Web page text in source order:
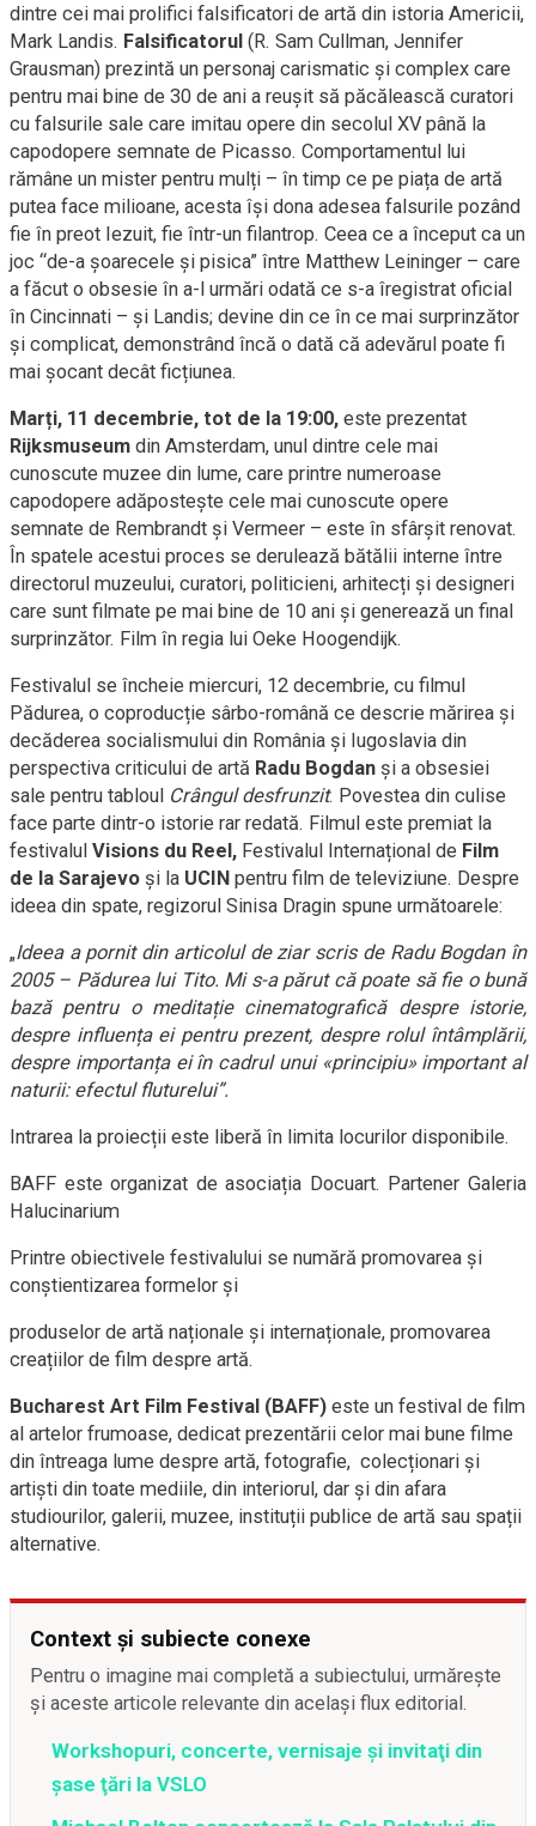
dintre cei mai prolifici falsificatori de artă din istoria Americii,
Mark Landis. Falsificatorul (R. Sam Cullman, Jennifer
Grausman) prezintă un personaj carismatic și complex care
pentru mai bine de 30 de ani a reușit să păcălească curatori
cu falsurile sale care imitau opere din secolul XV până la
capodopere semnate de Picasso. Comportamentul lui
rămâne un mister pentru mulți – în timp ce pe piața de artă
putea face milioane, acesta își dona adesea falsurile pozând
fie în preot Iezuit, fie într-un filantrop. Ceea ce a început ca un
joc “de-a șoarecele și pisica” între Matthew Leininger – care
a făcut o obsesie în a-l urmări odată ce s-a îregistrat oficial
în Cincinnati – și Landis; devine din ce în ce mai surprinzător
și complicat, demonstrând încă o dată că adevărul poate fi
mai șocant decât ficțiunea.
Marți, 11 decembrie, tot de la 19:00, este prezentat
Rijksmuseum din Amsterdam, unul dintre cele mai
cunoscute muzee din lume, care printre numeroase
capodopere adăpostește cele mai cunoscute opere
semnate de Rembrandt și Vermeer – este în sfârșit renovat.
În spatele acestui proces se derulează bătălii interne între
directorul muzeului, curatori, politicieni, arhitecți și designeri
care sunt filmate pe mai bine de 10 ani și generează un final
surprinzător. Film în regia lui Oeke Hoogendijk.
Festivalul se încheie miercuri, 12 decembrie, cu filmul
Pădurea, o coproducție sârbo-română ce descrie mărirea și
decăderea socialismului din România și Iugoslavia din
perspectiva criticului de artă Radu Bogdan și a obsesiei
sale pentru tabloul Crângul desfrunzit. Povestea din culise
face parte dintr-o istorie rar redată. Filmul este premiat la
festivalul Visions du Reel, Festivalul Internațional de Film
de la Sarajevo și la UCIN pentru film de televiziune. Despre
ideea din spate, regizorul Sinisa Dragin spune următoarele:
„Ideea a pornit din articolul de ziar scris de Radu Bogdan în
2005 – Pădurea lui Tito. Mi s-a părut că poate să fie o bună
bază pentru o meditație cinematografică despre istorie,
despre influența ei pentru prezent, despre rolul întâmplării,
despre importanța ei în cadrul unui «principiu» important al
naturii: efectul fluturelui”.
Intrarea la proiecții este liberă în limita locurilor disponibile.
BAFF este organizat de asociația Docuart. Partener Galeria
Halucinarium
Printre obiectivele festivalului se numără promovarea și
conștientizarea formelor și
produselor de artă naționale și internaționale, promovarea
creațiilor de film despre artă.
Bucharest Art Film Festival (BAFF) este un festival de film
al artelor frumoase, dedicat prezentării celor mai bune filme
din întreaga lume despre artă, fotografie, colecționari și
artiști din toate mediile, din interiorul, dar și din afara
studiourilor, galerii, muzee, instituții publice de artă sau spații
alternative.
Context și subiecte conexe
Pentru o imagine mai completă a subiectului, urmărește
și aceste articole relevante din același flux editorial.
Workshopuri, concerte, vernisaje şi invitaţi din
şase ţări la VSLO